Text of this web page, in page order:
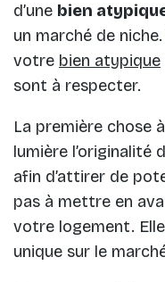
d’une bien
un marché de
votre bien atypique
sont à respecter.
La première chose
lumière l’originalité
afin d’attirer de
pas à mettre en
votre logement.
unique sur le